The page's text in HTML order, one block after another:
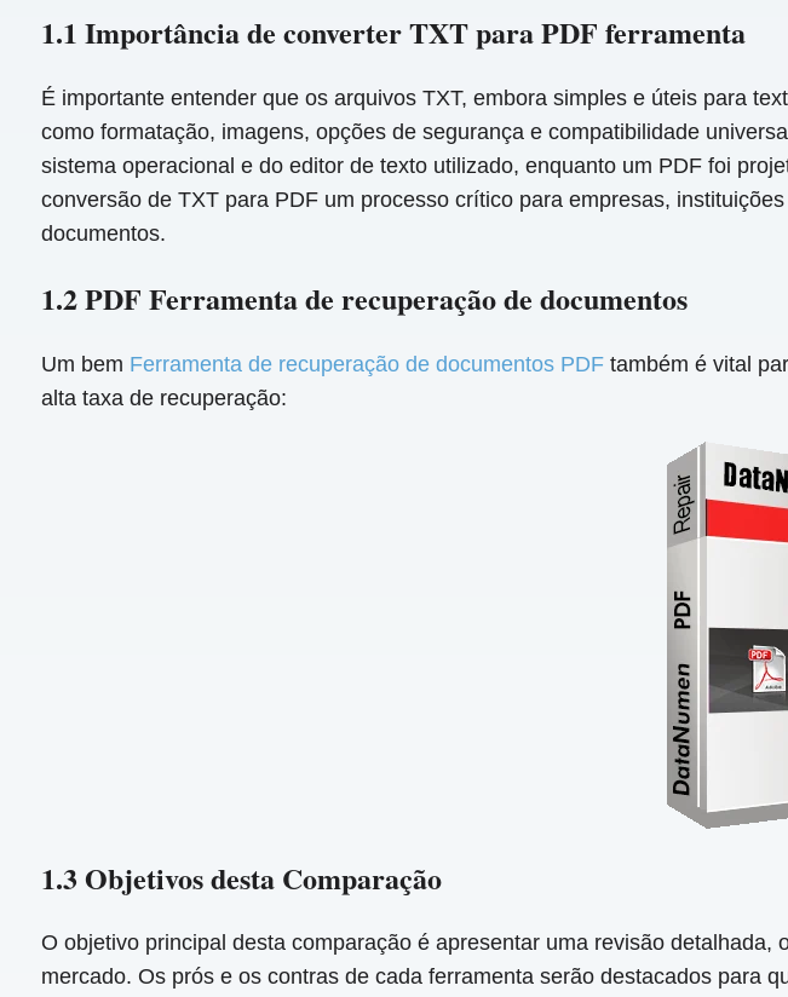
1.1 Importância de converter TXT para PDF ferramenta
É importante entender que os arquivos TXT, embora simples e úteis para
como formatação, imagens, opções de segurança e compatibilidade
sistema operacional e do editor de texto utilizado, enquanto um PDF foi
conversão de TXT para PDF um processo crítico para empresas,
documentos.
1.2 PDF Ferramenta de recuperação de documentos
Um bem Ferramenta de recuperação de documentos PDFtambém é vital
alta taxa de recuperação:
1.3 Objetivos desta Comparação
O objetivo principal desta comparação é apresentar uma revisão
mercado. Os prós e os contras de cada ferramenta serão destacados para